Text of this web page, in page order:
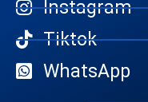
Instagram
Tiktok
WhatsApp